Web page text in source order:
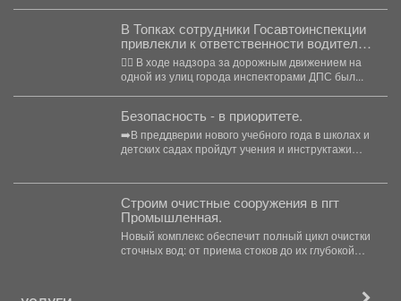
ответственности по...
В Топках сотрудники Госавтоинспекции
привлекли к ответственности водителя
мотоблока с признаками опьянения, не
имеющего права управления
транспортными средствами
👮‍♂ В ходе надзора за дорожным движением на
одной из улиц города инспекторами ДПС был...
Безопасность - в приоритете.
➡️В преддверии нового учебного года в школах и
детских садах пройдут учения и инструктажи
Строим очистные сооружения в пгт
Промышленная.
Новый комплекс обеспечит полный цикл очистки
сточных вод: от приема стоков до их глубокой